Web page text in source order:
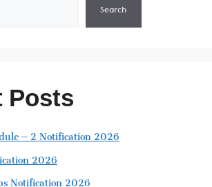
Search
Posts
– 2 Notification 2026
2026
Notification 2026